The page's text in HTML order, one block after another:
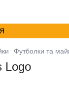
Футболки та
Logo